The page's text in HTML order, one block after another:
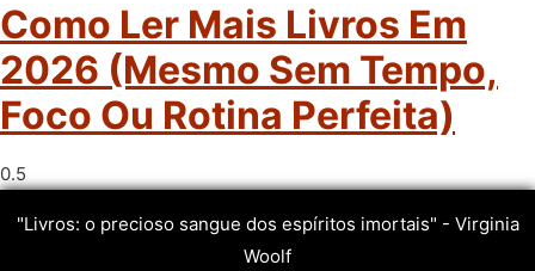
Como Ler Mais Livros Em
2026 (mesmo Sem Tempo,
Foco Ou Rotina Perfeita)
"Livros: o precioso sangue dos espíritos imortais" - Virginia
Woolf